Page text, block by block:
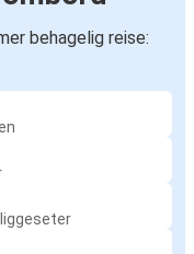
behagelig reise: